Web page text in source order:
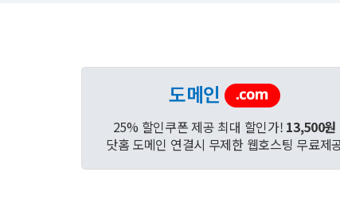
도메인
25% 할인쿠폰 제공 최대 할인가! 13,500원
닷홈 도메인 연결시 무제한 웹호스팅 무료제